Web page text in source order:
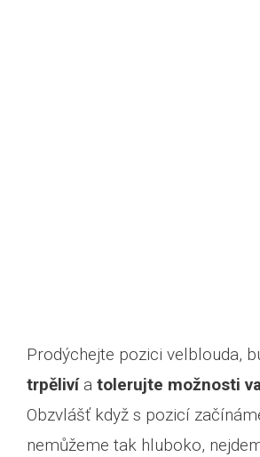
Prodýchejte pozici velblouda,
trpělivía tolerujte možnosti
Obzvlášť když s pozicí
nemůžeme tak hluboko,